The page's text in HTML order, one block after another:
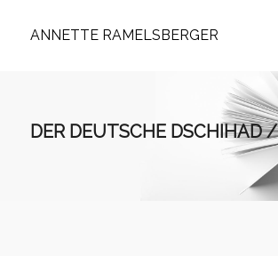
ANNETTE RAMELSBERGER
DER DEUTSCHE DSCHIHAD /